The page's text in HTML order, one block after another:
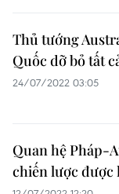
Thủ tướng
Quốc dỡ bỏ tất
24/07/2022 03:05
Quan hệ Pháp-
chiến lược được